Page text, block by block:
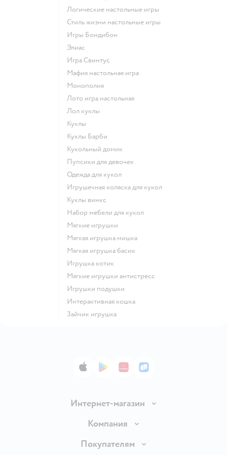
Логические настольные игры
Стиль жизни настольные игры
Игры Бондибон
Элиас
Игра Свинтус
Мафия настольная игра
Монополия
Лото игра настольная
Лол куклы
Куклы
Куклы Барби
Кукольный домик
Пупсики для девочек
Одежда для кукол
Игрушечная коляска для кукол
Куклы винкс
Набор мебели для кукол
Мягкие игрушки
Мягкая игрушка мишка
Мягкая игрушка басик
Игрушка котик
Мягкие игрушки антистресс
Игрушки подушки
Интерактивная кошка
Зайчик игрушка
App StoreGoogle Play
AppGallery
RuStore
Интернет-магазин
Доставка и оплата
Обмен и возврат товара
Компания
О компании
Покупателям